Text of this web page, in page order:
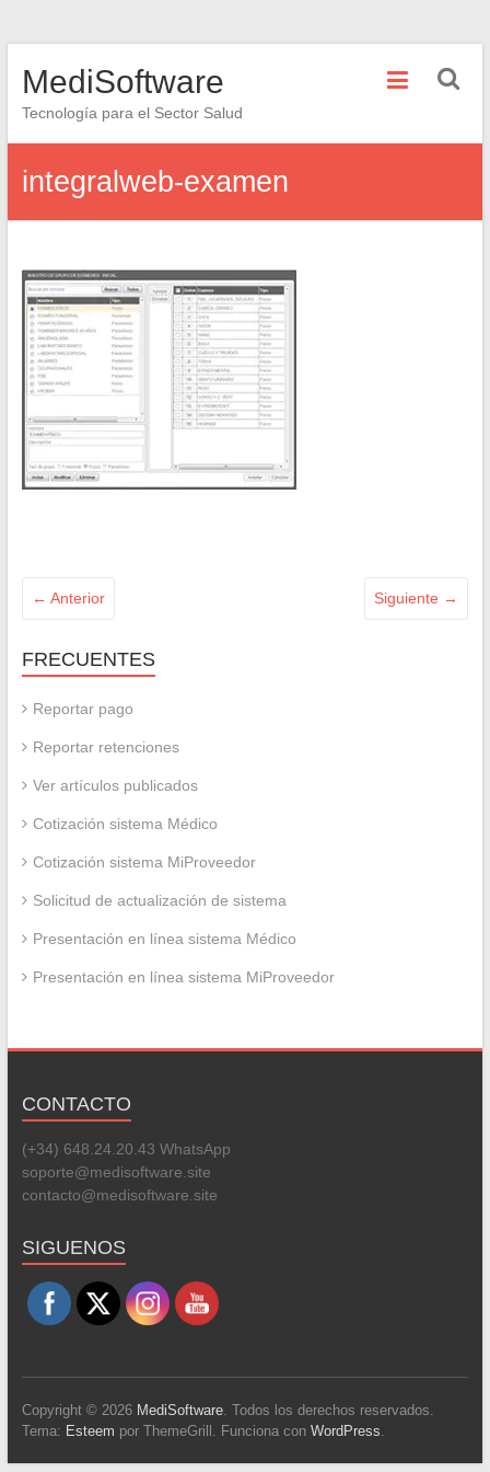
MediSoftware
Tecnología para el Sector Salud
integralweb-examen
← Anterior Siguiente →
FRECUENTES
Reportar pago
Reportar retenciones
Ver artículos publicados
Cotización sistema Médico
Cotización sistema MiProveedor
Solicitud de actualización de sistema
Presentación en línea sistema Médico
Presentación en línea sistema MiProveedor
CONTACTO
(+34) 648.24.20.43 WhatsApp
soporte@medisoftware.site
contacto@medisoftware.site
SIGUENOS
Copyright © 2026 MediSoftware. Todos los derechos reservados.
Tema: Esteem por ThemeGrill. Funciona con WordPress.